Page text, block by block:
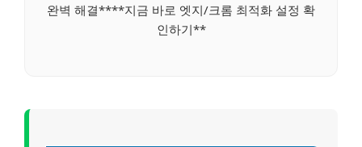
완벽 해결****지금 바로 엣지/크롬 최적화 설정 확
인하기**